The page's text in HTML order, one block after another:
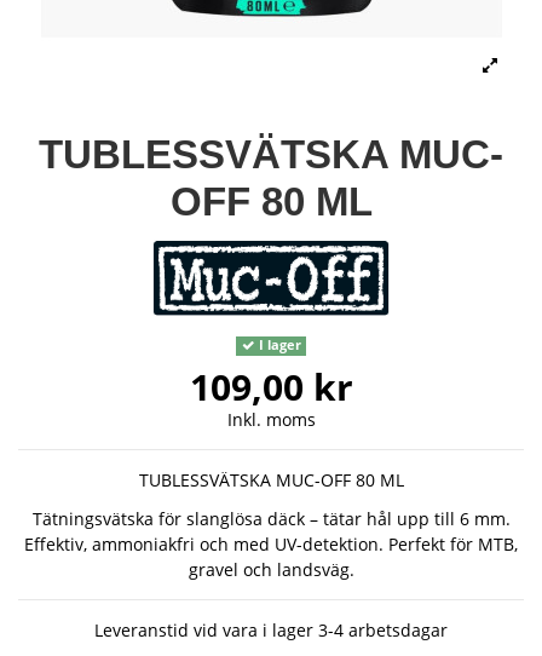
TUBLESSVÄTSKA MUC-
OFF 80 ML
I lager
109,00 kr
Inkl. moms
TUBLESSVÄTSKA MUC-OFF 80 ML
Tätningsvätska för slanglösa däck – tätar hål upp till 6 mm.
Effektiv, ammoniakfri och med UV-detektion. Perfekt för MTB,
gravel och landsväg.
Leveranstid vid vara i lager 3-4 arbetsdagar